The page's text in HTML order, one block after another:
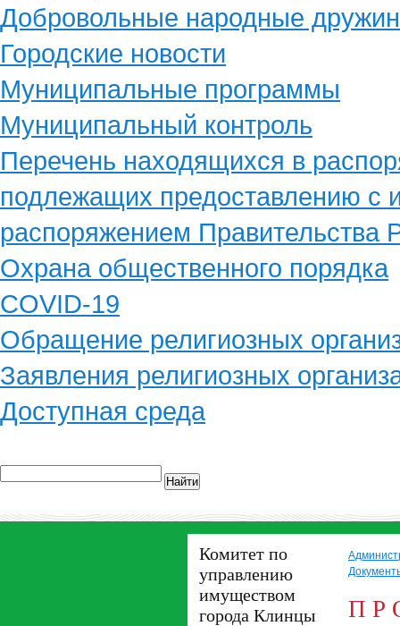
Добровольные народные
Городские новости
Муниципальные программы
Муниципальный контроль
Перечень находящихся в
подлежащих предоставлению с
распоряжением
Охрана общественного порядка
COVID-19
Обращение религиозных
Заявления религиозных
Доступная среда
Найти
Комитет по
управлению
имуществом
города Клинцы
П Р